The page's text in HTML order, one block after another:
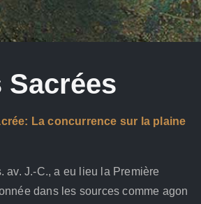
Sacrées
La concurrence sur la plaine
av. J.-C., a eu lieu la Première
dans les sources comme agon